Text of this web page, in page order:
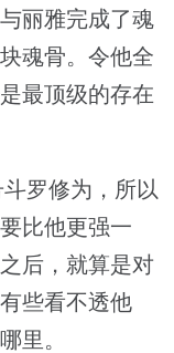
丽雅完成了魂
魂骨。令他全
最顶级的存在
罗修为，所以
比他更强一
后，就算是对
些看不透他
里。